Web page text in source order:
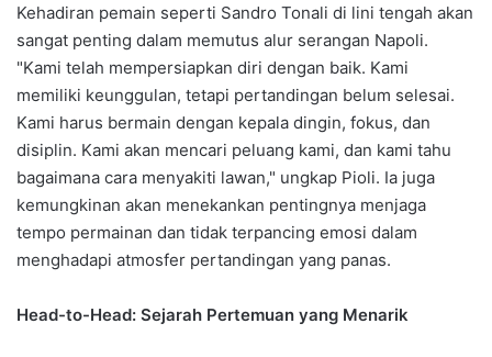
Kehadiran pemain seperti Sandro Tonali di lini tengah akan
sangat penting dalam memutus alur serangan Napoli.
"Kami telah mempersiapkan diri dengan baik. Kami
memiliki keunggulan, tetapi pertandingan belum selesai.
Kami harus bermain dengan kepala dingin, fokus, dan
disiplin. Kami akan mencari peluang kami, dan kami tahu
bagaimana cara menyakiti lawan," ungkap Pioli. Ia juga
kemungkinan akan menekankan pentingnya menjaga
tempo permainan dan tidak terpancing emosi dalam
menghadapi atmosfer pertandingan yang panas.
Head-to-Head: Sejarah Pertemuan yang Menarik